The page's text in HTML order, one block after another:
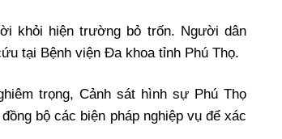
khỏi hiện trường bỏ trốn. Người dân
tại Bệnh viện Đa khoa tỉnh Phú Thọ.
trọng, Cảnh sát hình sự Phú Thọ
bộ các biện pháp nghiệp vụ để xác